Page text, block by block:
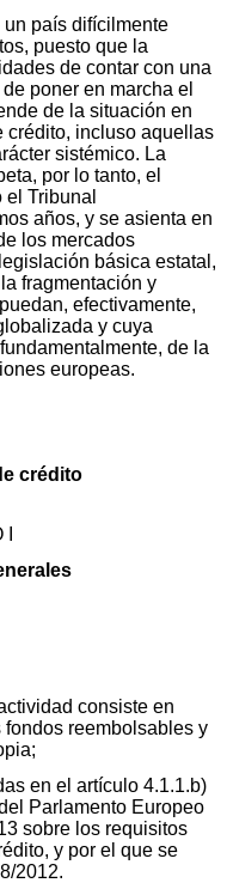
país difícilmente
puesto que la
de contar con una
poner en marcha el
de la situación en
crédito, incluso aquellas
sistémico. La
por lo tanto, el
Tribunal
años, y se asienta en
los mercados
básica estatal,
fragmentación y
efectivamente,
y cuya
de la
europeas.
crédito
consiste en
reembolsables y
en el artículo 4.1.1.b)
Parlamento Europeo
sobre los requisitos
y por el que se
2012.